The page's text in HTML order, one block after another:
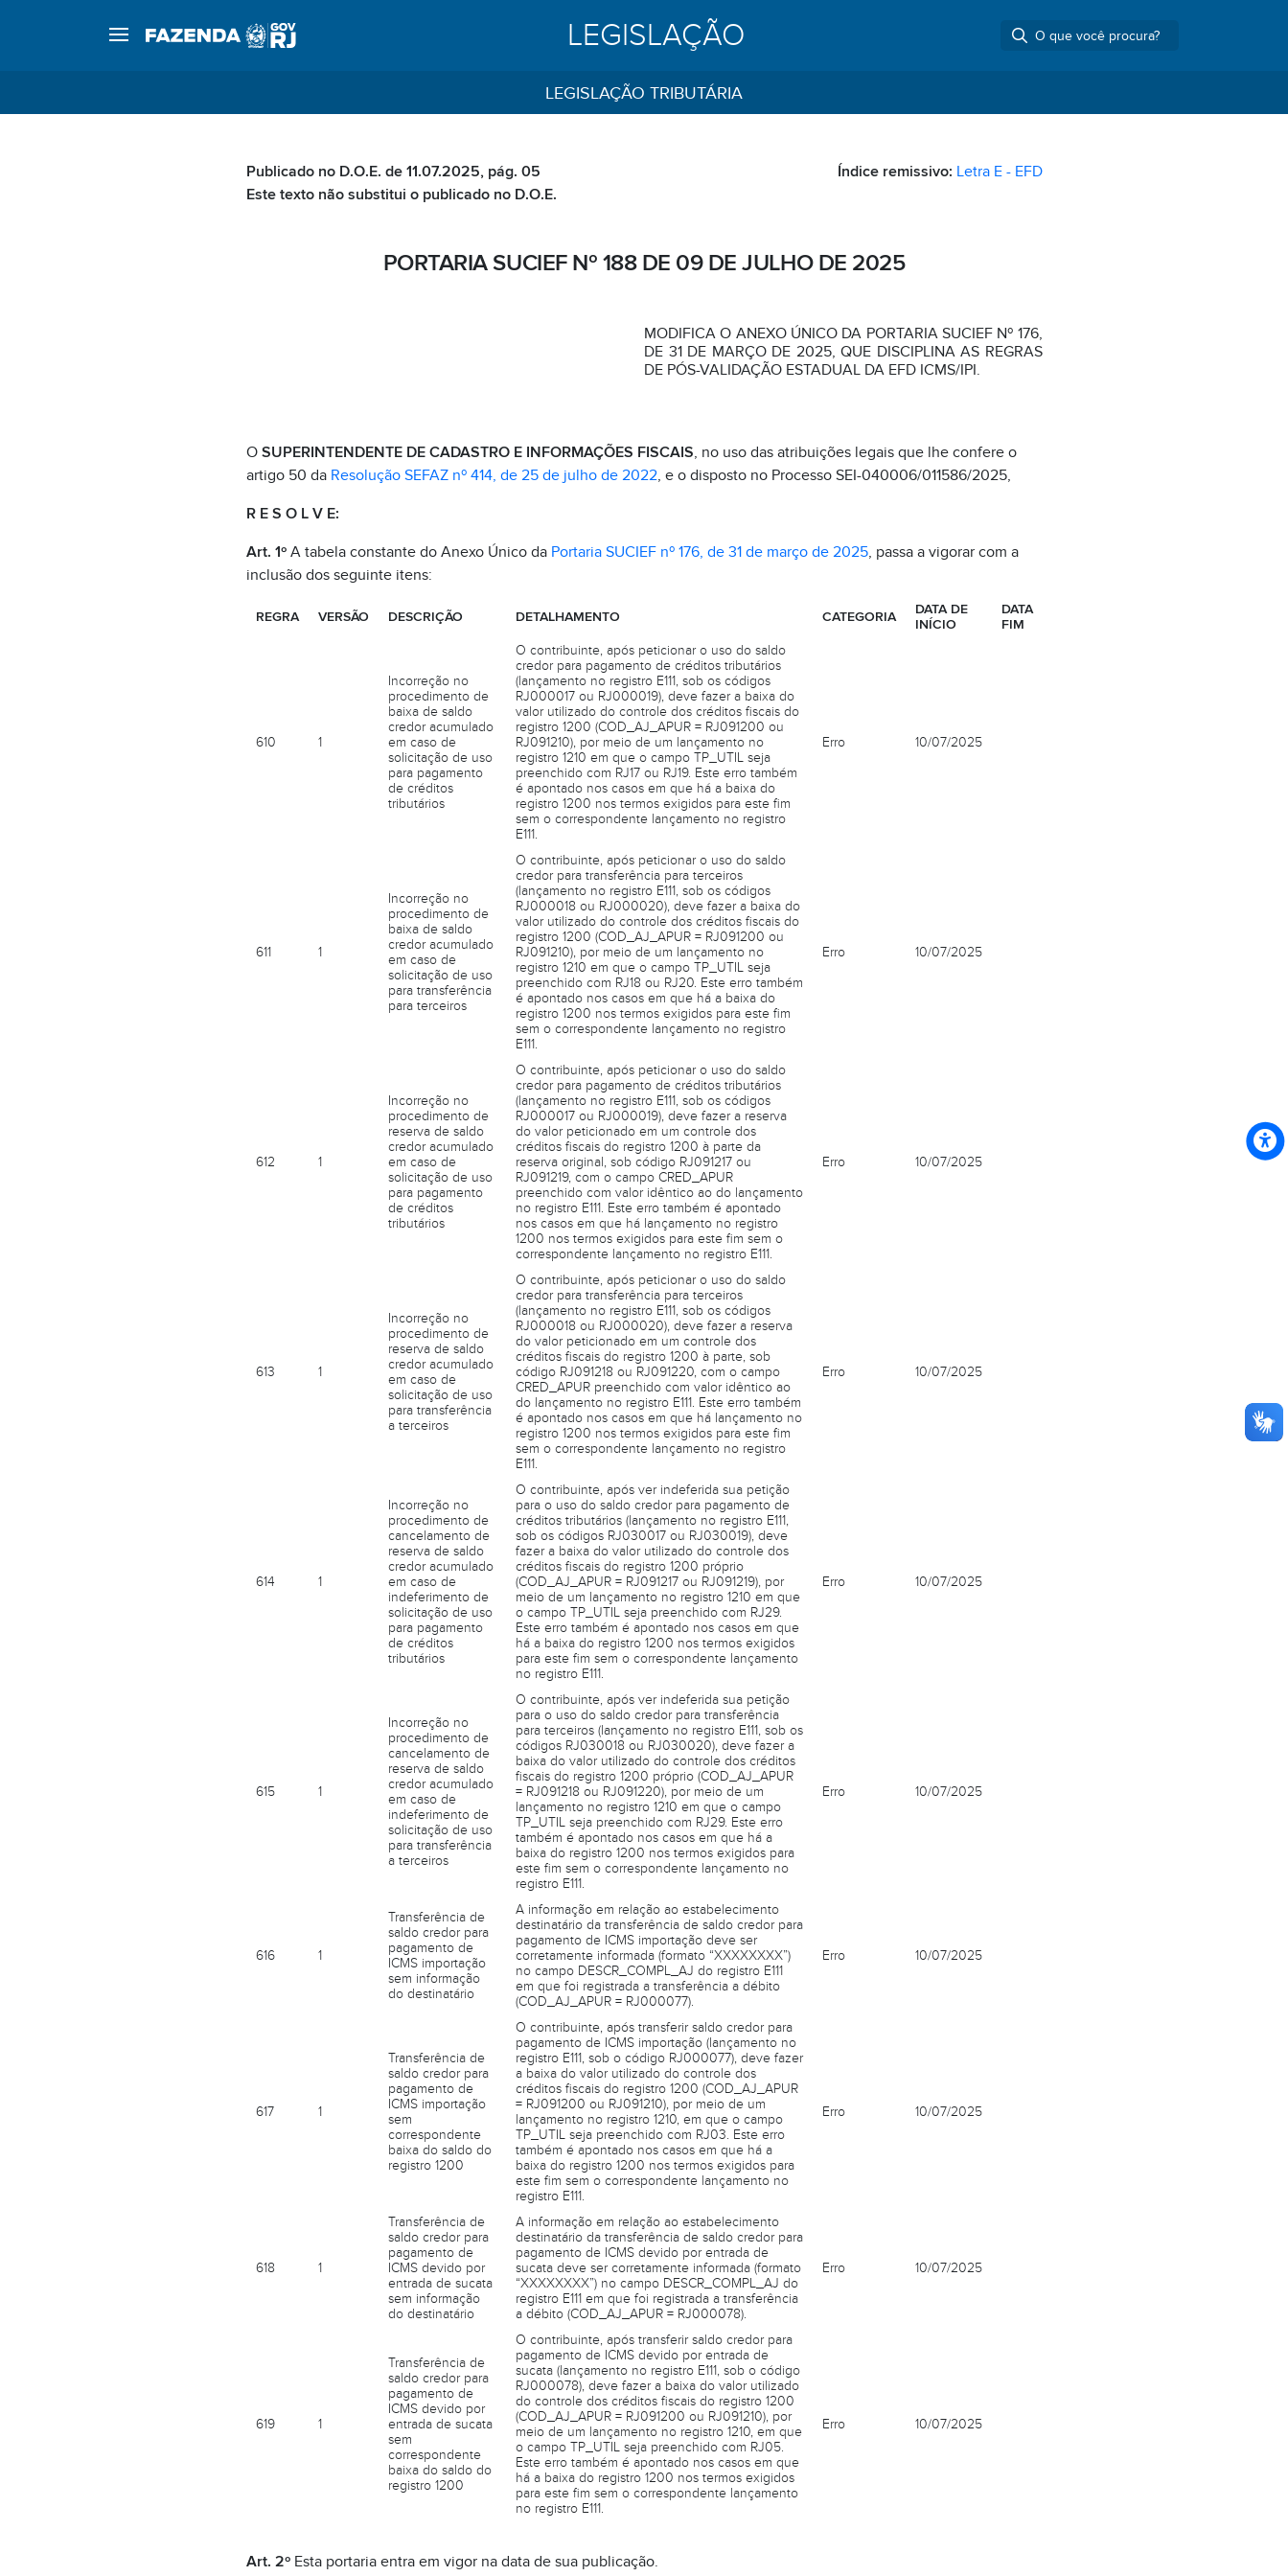
LEGISLAÇÃO
LEGISLAÇÃO TRIBUTÁRIA
Publicado no D.O.E. de 11.07.2025, pág. 05
Este texto não substitui o publicado no D.O.E.
Índice remissivo: Letra E - EFD
PORTARIA SUCIEF Nº 188 DE 09 DE JULHO DE 2025
MODIFICA O ANEXO ÚNICO DA PORTARIA SUCIEF Nº 176,
DE 31 DE MARÇO DE 2025, QUE DISCIPLINA AS REGRAS
DE PÓS-VALIDAÇÃO ESTADUAL DA EFD ICMS/IPI.
O SUPERINTENDENTE DE CADASTRO E INFORMAÇÕES FISCAIS, no uso das atribuições legais que lhe confere o
artigo 50 da Resolução SEFAZ nº 414, de 25 de julho de 2022, e o disposto no Processo SEI-040006/011586/2025,
R E S O L V E:
Art. 1ºA tabela constante do Anexo Único da Portaria SUCIEF nº 176, de 31 de março de 2025, passa a vigorar com a
inclusão dos seguinte itens:
REGRA VERSÃO DESCRIÇÃO DETALHAMENTO CATEGORIA
DATA DE
INÍCIO
DATA
FIM
610 1
Incorreção no
procedimento de
baixa de saldo
credor acumulado
em caso de
solicitação de uso
para pagamento
de créditos
tributários
O contribuinte, após peticionar o uso do saldo
credor para pagamento de créditos tributários
(lançamento no registro E111, sob os códigos
RJ000017 ou RJ000019), deve fazer a baixa do
valor utilizado do controle dos créditos fiscais do
registro 1200 (COD_AJ_APUR = RJ091200 ou
RJ091210), por meio de um lançamento no
registro 1210 em que o campo TP_UTIL seja
preenchido com RJ17 ou RJ19. Este erro também
é apontado nos casos em que há a baixa do
registro 1200 nos termos exigidos para este fim
sem o correspondente lançamento no registro
E111.
Erro 10/07/2025
611 1
Incorreção no
procedimento de
baixa de saldo
credor acumulado
em caso de
solicitação de uso
para transferência
para terceiros
O contribuinte, após peticionar o uso do saldo
credor para transferência para terceiros
(lançamento no registro E111, sob os códigos
RJ000018 ou RJ000020), deve fazer a baixa do
valor utilizado do controle dos créditos fiscais do
registro 1200 (COD_AJ_APUR = RJ091200 ou
RJ091210), por meio de um lançamento no
registro 1210 em que o campo TP_UTIL seja
preenchido com RJ18 ou RJ20. Este erro também
é apontado nos casos em que há a baixa do
registro 1200 nos termos exigidos para este fim
sem o correspondente lançamento no registro
E111.
Erro 10/07/2025
612 1
Incorreção no
procedimento de
reserva de saldo
credor acumulado
em caso de
solicitação de uso
para pagamento
de créditos
tributários
O contribuinte, após peticionar o uso do saldo
credor para pagamento de créditos tributários
(lançamento no registro E111, sob os códigos
RJ000017 ou RJ000019), deve fazer a reserva
do valor peticionado em um controle dos
créditos fiscais do registro 1200 à parte da
reserva original, sob código RJ091217 ou
RJ091219, com o campo CRED_APUR
preenchido com valor idêntico ao do lançamento
no registro E111. Este erro também é apontado
nos casos em que há lançamento no registro
1200 nos termos exigidos para este fim sem o
correspondente lançamento no registro E111.
Erro 10/07/2025
613 1
Incorreção no
procedimento de
reserva de saldo
credor acumulado
em caso de
solicitação de uso
para transferência
a terceiros
O contribuinte, após peticionar o uso do saldo
credor para transferência para terceiros
(lançamento no registro E111, sob os códigos
RJ000018 ou RJ000020), deve fazer a reserva
do valor peticionado em um controle dos
créditos fiscais do registro 1200 à parte, sob
código RJ091218 ou RJ091220, com o campo
CRED_APUR preenchido com valor idêntico ao
do lançamento no registro E111. Este erro também
é apontado nos casos em que há lançamento no
registro 1200 nos termos exigidos para este fim
sem o correspondente lançamento no registro
E111.
Erro 10/07/2025
614 1
Incorreção no
procedimento de
cancelamento de
reserva de saldo
credor acumulado
em caso de
indeferimento de
solicitação de uso
para pagamento
de créditos
tributários
O contribuinte, após ver indeferida sua petição
para o uso do saldo credor para pagamento de
créditos tributários (lançamento no registro E111,
sob os códigos RJ030017 ou RJ030019), deve
fazer a baixa do valor utilizado do controle dos
créditos fiscais do registro 1200 próprio
(COD_AJ_APUR = RJ091217 ou RJ091219), por
meio de um lançamento no registro 1210 em que
o campo TP_UTIL seja preenchido com RJ29.
Este erro também é apontado nos casos em que
há a baixa do registro 1200 nos termos exigidos
para este fim sem o correspondente lançamento
no registro E111.
Erro 10/07/2025
615 1
Incorreção no
procedimento de
cancelamento de
reserva de saldo
credor acumulado
em caso de
indeferimento de
solicitação de uso
para transferência
a terceiros
O contribuinte, após ver indeferida sua petição
para o uso do saldo credor para transferência
para terceiros (lançamento no registro E111, sob os
códigos RJ030018 ou RJ030020), deve fazer a
baixa do valor utilizado do controle dos créditos
fiscais do registro 1200 próprio (COD_AJ_APUR
= RJ091218 ou RJ091220), por meio de um
lançamento no registro 1210 em que o campo
TP_UTIL seja preenchido com RJ29. Este erro
também é apontado nos casos em que há a
baixa do registro 1200 nos termos exigidos para
este fim sem o correspondente lançamento no
registro E111.
Erro 10/07/2025
616 1
Transferência de
saldo credor para
pagamento de
ICMS importação
sem informação
do destinatário
A informação em relação ao estabelecimento
destinatário da transferência de saldo credor para
pagamento de ICMS importação deve ser
corretamente informada (formato “XXXXXXXX”)
no campo DESCR_COMPL_AJ do registro E111
em que foi registrada a transferência a débito
(COD_AJ_APUR = RJ000077).
Erro 10/07/2025
617 1
Transferência de
saldo credor para
pagamento de
ICMS importação
sem
correspondente
baixa do saldo do
registro 1200
O contribuinte, após transferir saldo credor para
pagamento de ICMS importação (lançamento no
registro E111, sob o código RJ000077), deve fazer
a baixa do valor utilizado do controle dos
créditos fiscais do registro 1200 (COD_AJ_APUR
= RJ091200 ou RJ091210), por meio de um
lançamento no registro 1210, em que o campo
TP_UTIL seja preenchido com RJ03. Este erro
também é apontado nos casos em que há a
baixa do registro 1200 nos termos exigidos para
este fim sem o correspondente lançamento no
registro E111.
Erro 10/07/2025
618 1
Transferência de
saldo credor para
pagamento de
ICMS devido por
entrada de sucata
sem informação
do destinatário
A informação em relação ao estabelecimento
destinatário da transferência de saldo credor para
pagamento de ICMS devido por entrada de
sucata deve ser corretamente informada (formato
“XXXXXXXX”) no campo DESCR_COMPL_AJ do
registro E111 em que foi registrada a transferência
a débito (COD_AJ_APUR = RJ000078).
Erro 10/07/2025
619 1
Transferência de
saldo credor para
pagamento de
ICMS devido por
entrada de sucata
sem
correspondente
baixa do saldo do
registro 1200
O contribuinte, após transferir saldo credor para
pagamento de ICMS devido por entrada de
sucata (lançamento no registro E111, sob o código
RJ000078), deve fazer a baixa do valor utilizado
do controle dos créditos fiscais do registro 1200
(COD_AJ_APUR = RJ091200 ou RJ091210), por
meio de um lançamento no registro 1210, em que
o campo TP_UTIL seja preenchido com RJ05.
Este erro também é apontado nos casos em que
há a baixa do registro 1200 nos termos exigidos
para este fim sem o correspondente lançamento
no registro E111.
Erro 10/07/2025
Art. 2ºEsta portaria entra em vigor na data de sua publicação.